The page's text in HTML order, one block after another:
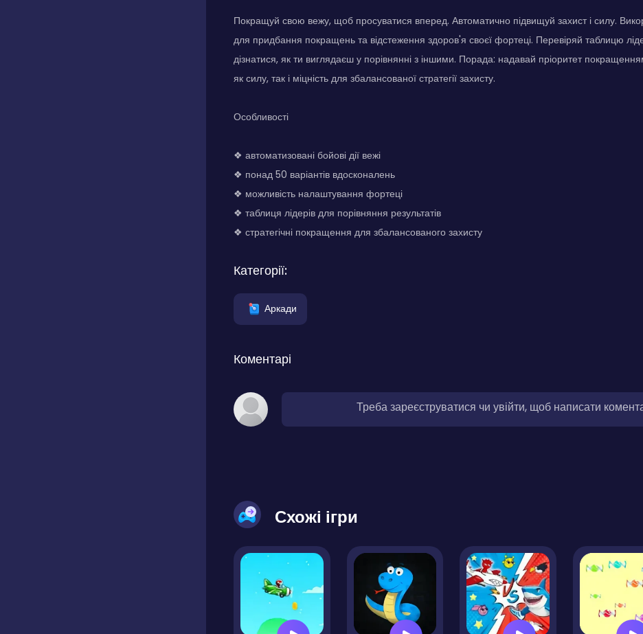
Покращуй свою вежу, щоб просуватися вперед. Автоматично підвищуй захист і силу.
для придбання покращень та відстеження здоров'я своєї фортеці. Перевіряй таблицю
дізнатися, як ти виглядаєш у порівнянні з іншими. Порада: надавай пріоритет
як силу, так і міцність для збалансованої стратегії захисту.
Особливості
❖ автоматизовані бойові дії вежі
❖ понад 50 варіантів вдосконалень
❖ можливість налаштування фортеці
❖ таблиця лідерів для порівняння результатів
❖ стратегічні покращення для збалансованого захисту
Категорії:
Аркади
Коментарі
Треба зареєструватися чи увійти, щоб написати
Схожі ігри